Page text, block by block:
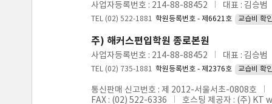
사업자등록번호 : 214-88-88452 대표 : 김승범
TEL (02) 522-1881 학원등록번호 - 제6621호 교습비 확
주) 해커스편입학원 종로본원
사업자등록번호 : 214-88-88452 대표 : 김승범
TEL (02) 735-1881 학원등록번호 - 제2376호 교습비 확
통신판매 신고번호 : 제 2012-서울서초-0808호
FAX : (02) 522-6336
호스팅 제공자 : (주)